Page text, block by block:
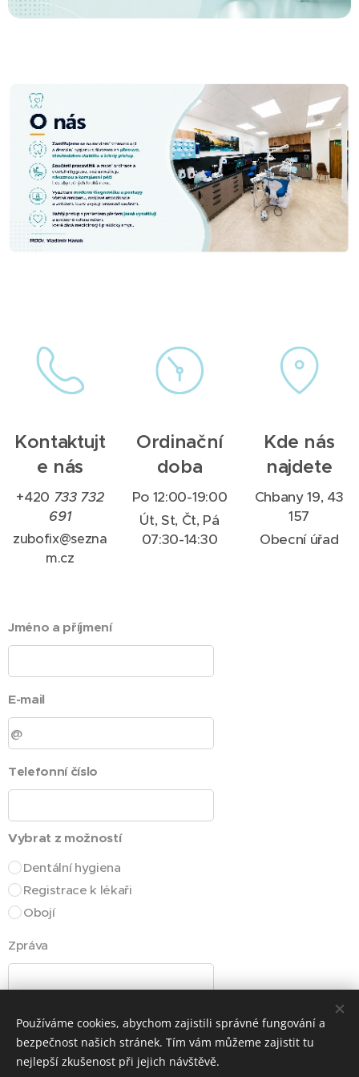
Kontaktujt
e nás
+420 733 732
691
zubofix@sezna
m.cz
Ordinační
doba
Po 12:00-19:00
Út, St, Čt, Pá
07:30-14:30
Kde nás
najdete
Chbany 19, 43
157
Obecní úřad
Jméno a příjmení
E-mail
Telefonní číslo
Vybrat z možností
Dentální hygiena
Registrace k lékaři
Obojí
Zpráva
Používáme cookies, abychom zajistili správné fungování a
bezpečnost našich stránek. Tím vám můžeme zajistit tu
nejlepší zkušenost při jejich návštěvě.